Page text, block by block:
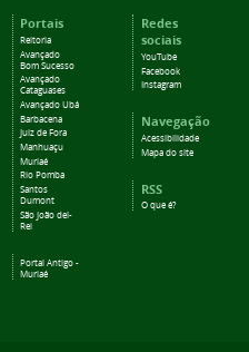
Portais
Reitoria
Avançado
Bom Sucesso
Avançado
Cataguases
Avançado Ubá
Barbacena
Juiz de Fora
Manhuaçu
Muriaé
Rio Pomba
Santos
Dumont
São João del-
Rei
Portal Antigo -
Muriaé
Redes
sociais
YouTube
Facebook
Instagram
Navegação
Acessibilidade
Mapa do site
RSS
O que é?